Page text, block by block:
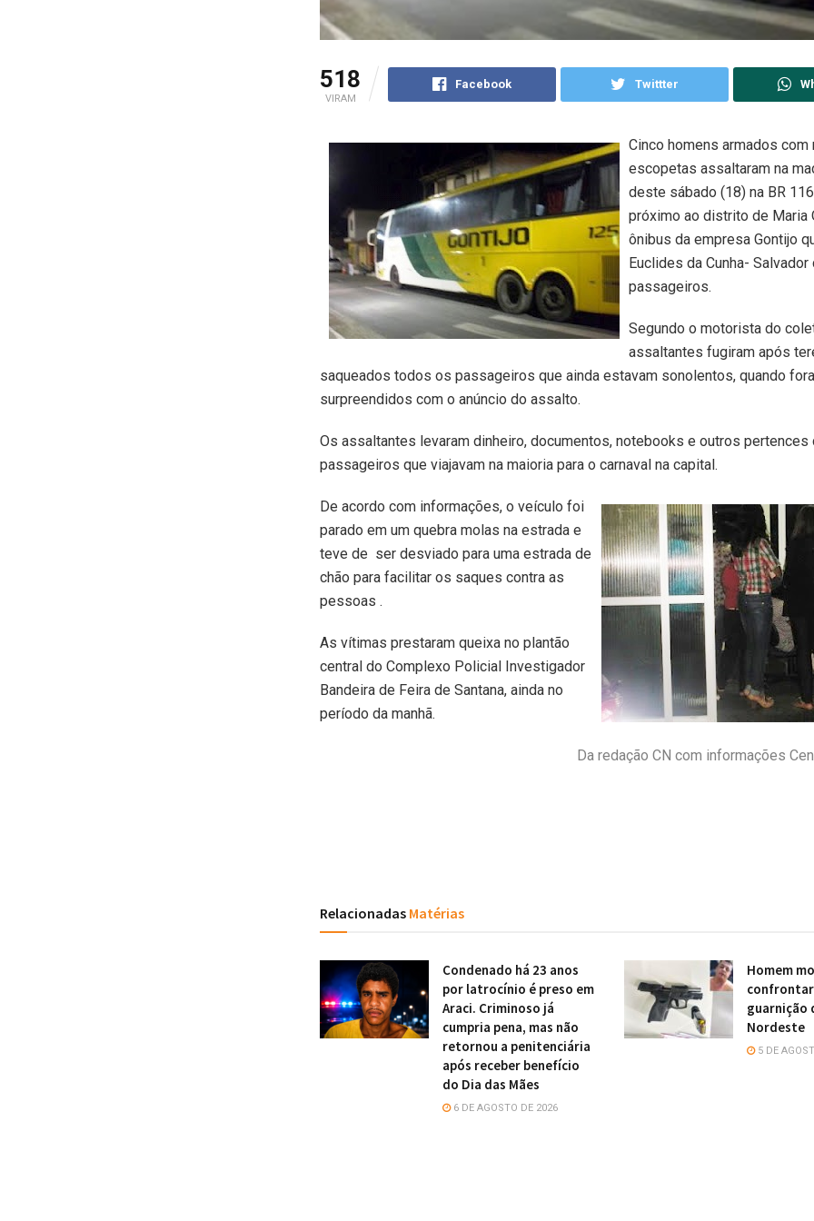
518
VIRAM
Facebook Twittter
Cinco homens armados
escopetas assaltaram na
deste sábado (18) na BR
próximo ao distrito de Maria
ônibus da empresa Gontijo
Euclides da Cunha- Salvador
passageiros.
Segundo o motorista do
assaltantes fugiram após
saqueados todos os passageiros que ainda estavam sonolentos, quando
surpreendidos com o anúncio do assalto.
Os assaltantes levaram dinheiro, documentos, notebooks e outros pertences
passageiros que viajavam na maioria para o carnaval na capital.
De acordo com informações, o veículo foi
parado em um quebra molas na estrada e
teve de ser desviado para uma estrada de
chão para facilitar os saques contra as
pessoas .
As vítimas prestaram queixa no plantão
central do Complexo Policial Investigador
Bandeira de Feira de Santana, ainda no
período da manhã.
Da redação CN com informações
Relacionadas Matérias
Condenado há 23 anos
por latrocínio é preso em
Araci. Criminoso já
cumpria pena, mas não
retornou a penitenciária
após receber benefício
do Dia das Mães
6 DE AGOSTO DE 2026
Homem
guarnição
Nordeste
5 DE